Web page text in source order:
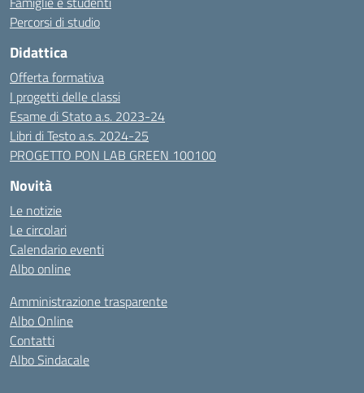
Percorsi di studio
Didattica
Offerta formativa
I progetti delle classi
Esame di Stato a.s. 2023-24
Libri di Testo a.s. 2024-25
PROGETTO PON LAB GREEN 100100
Novità
Le notizie
Le circolari
Calendario eventi
Albo online
Amministrazione trasparente
Albo Online
Contatti
Albo Sindacale